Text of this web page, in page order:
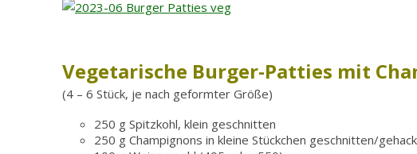
Vegetarische Burger-Patties mit
(4 – 6 Stück, je nach geformter Größe)
250 g Spitzkohl, klein geschnitten
250 g Champignons in kleine Stückchen geschnitten/